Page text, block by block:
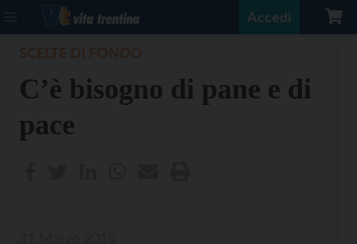
Accedi
C’è bisogno di pane e di
pace